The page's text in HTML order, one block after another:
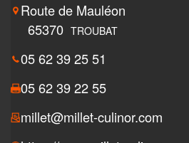
Route de Mauléon
65370 TROUBAT
05 62 39 25 51
05 62 39 22 55
millet@millet-culinor.com